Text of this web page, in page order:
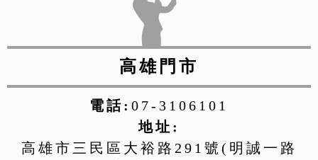
高雄門市
電話: 07-3106101
地址:
高雄市三民區大裕路291號(明誠一路